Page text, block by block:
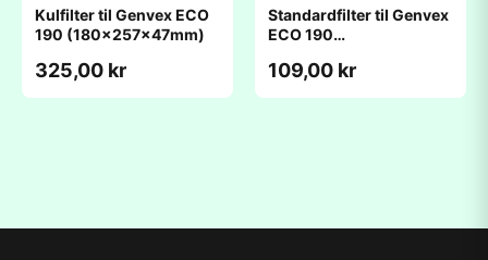
Kulfilter til Genvex ECO
190 (180x257x47mm)
325,00 kr
Standardfilter til Genvex
ECO 190
109,00 kr